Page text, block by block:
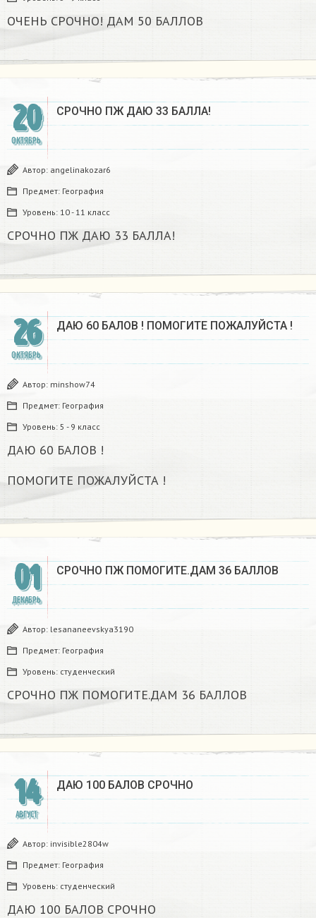
ОЧЕНЬ СРОЧНО! ДАМ 50 БАЛЛОВ
20
ОКТЯБРЬ
СРОЧНО ПЖ ДАЮ 33 БАЛЛА!‍‍‍‍‍‍‍‍‍‍‍‍‍
Автор: angelinakozar6
Предмет: География
Уровень: 10 - 11 класс
СРОЧНО ПЖ ДАЮ 33 БАЛЛА!‍‍‍‍‍‍‍‍‍‍‍‍‍
26
ОКТЯБРЬ
ДАЮ 60 БАЛОВ ! ПОМОГИТЕ ПОЖАЛУЙСТА !
Автор: minshow74
Предмет: География
Уровень: 5 - 9 класс
ДАЮ 60 БАЛОВ !
ПОМОГИТЕ ПОЖАЛУЙСТА !
01
ДЕКАБРЬ
СРОЧНО ПЖ ПОМОГИТЕ.ДАМ 36 БАЛЛОВ
Автор: lesananeevskya3190
Предмет: География
Уровень: студенческий
СРОЧНО ПЖ ПОМОГИТЕ.ДАМ 36 БАЛЛОВ
14
АВГУСТ
ДАЮ 100 БАЛОВ СРОЧНО ​
Автор: invisible2804w
Предмет: География
Уровень: студенческий
ДАЮ 100 БАЛОВ СРОЧНО